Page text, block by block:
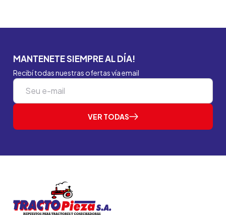
MANTENETE SIEMPRE AL DÍA!
Recibí todas nuestras ofertas vía email
VER TODAS